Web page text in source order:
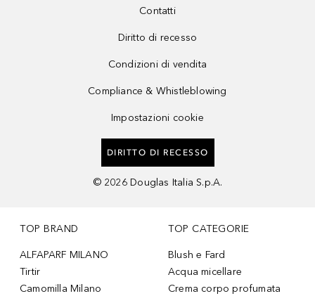
Contatti
Diritto di recesso
Condizioni di vendita
Compliance & Whistleblowing
Impostazioni cookie
DIRITTO DI RECESSO
© 2026 Douglas Italia S.p.A.
TOP BRAND
ALFAPARF MILANO
Tirtir
Camomilla Milano
TOP CATEGORIE
Blush e Fard
Acqua micellare
Crema corpo profumata